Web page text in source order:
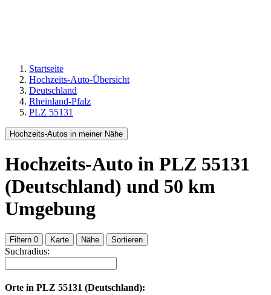
Startseite
Hochzeits-Auto-Übersicht
Deutschland
Rheinland-Pfalz
PLZ 55131
Hochzeits-Autos in meiner Nähe
Hochzeits-Auto in PLZ 55131
(Deutschland) und 50 km
Umgebung
Filtern 0 Karte Nähe Sortieren
Suchradius:
Orte in PLZ 55131 (Deutschland):